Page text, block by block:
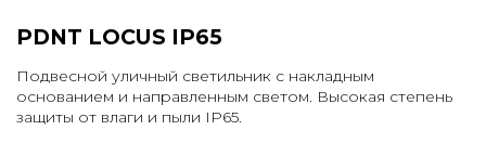
PDNT LOCUS IP65
Подвесной уличный светильник с накладным
основанием и направленным светом. Высокая степень
защиты от влаги и пыли IP65.